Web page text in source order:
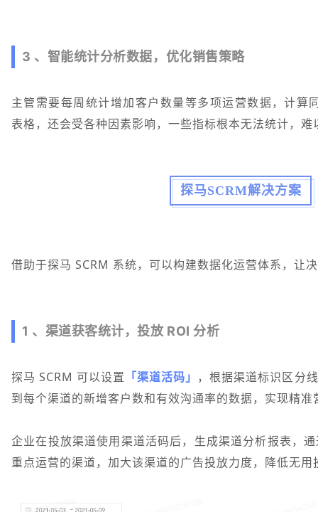
3 、智能统计分析数据，优化销售策略
主管需要每周统计增加客户数量等多项运营数据，计算
表格，还会受各种因素影响，一些指标根本无法统计，
探马SCRM解决方案
借助于探马 SCRM 系统，可以构建数据化运营体系，让
1 、渠道获客统计，投放 ROI 分析
探马 SCRM 可以设置 「渠道活码」 ，根据渠道标识区分
到每个渠道的新增客户数和有效沟通率的数据，实现精准
企业在投放渠道使用渠道活码后，生成渠道分析报表，
重点运营的渠道，加大该渠道的广告投放力度，降低无用